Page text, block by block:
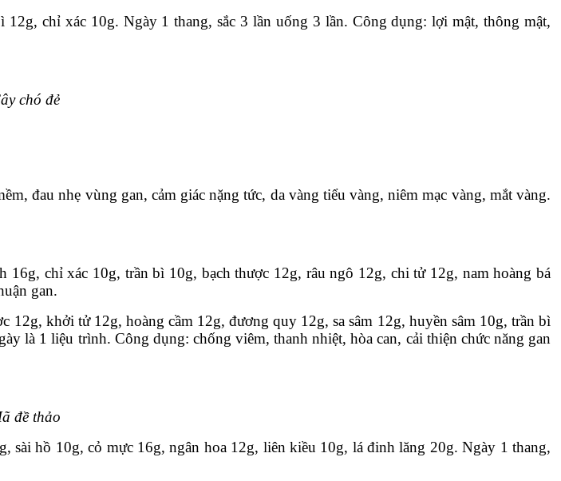
chỉ xác 10g. Ngày 1 thang, sắc 3 lần uống 3 lần. Công dụng: lợi mật, thông mật,
chó đẻ
đau nhẹ vùng gan, cảm giác nặng tức, da vàng tiểu vàng, niêm mạc vàng, mắt vàng.
16g, chỉ xác 10g, trần bì 10g, bạch thược 12g, râu ngô 12g, chi tử 12g, nam hoàng bá
gan.
12g, khởi tử 12g, hoàng cầm 12g, đương quy 12g, sa sâm 12g, huyền sâm 10g, trần bì
là 1 liệu trình. Công dụng: chống viêm, thanh nhiệt, hòa can, cải thiện chức năng gan
đề thảo
sài hồ 10g, cỏ mực 16g, ngân hoa 12g, liên kiều 10g, lá đinh lăng 20g. Ngày 1 thang,